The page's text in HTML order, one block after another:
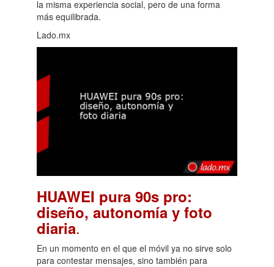
la misma experiencia social, pero de una forma
más equilibrada.
Lado.mx
HUAWEI pura 90s pro:
diseño, autonomía y foto
diaria.
En un momento en el que el móvil ya no sirve solo
para contestar mensajes, sino también para